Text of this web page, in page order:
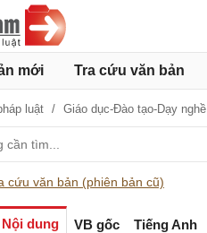
mới Tra cứu văn bản
luật Giáo dục-Đào tạo-Dạy nghề
cứu văn bản (phiên bản cũ)
Nội dung VB gốc Tiếng Anh